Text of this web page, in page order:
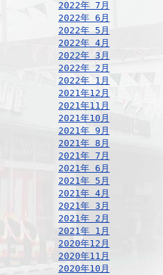
2022年 7月
2022年 6月
2022年 5月
2022年 4月
2022年 3月
2022年 2月
2022年 1月
2021年12月
2021年11月
2021年10月
2021年 9月
2021年 8月
2021年 7月
2021年 6月
2021年 5月
2021年 4月
2021年 3月
2021年 2月
2021年 1月
2020年12月
2020年11月
2020年10月